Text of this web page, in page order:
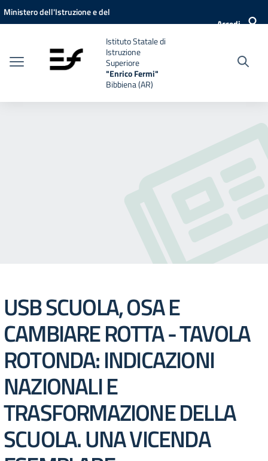
Vai ai contenuti
Vai al menu di navigazione
Vai al footer
Ministero dell'Istruzione e del
Accedi
Istituto Statale di
Istruzione
Superiore
"Enrico Fermi"
Bibbiena (AR)
USB SCUOLA, OSA E
CAMBIARE ROTTA - TAVOLA
ROTONDA: INDICAZIONI
NAZIONALI E
TRASFORMAZIONE DELLA
SCUOLA. UNA VICENDA